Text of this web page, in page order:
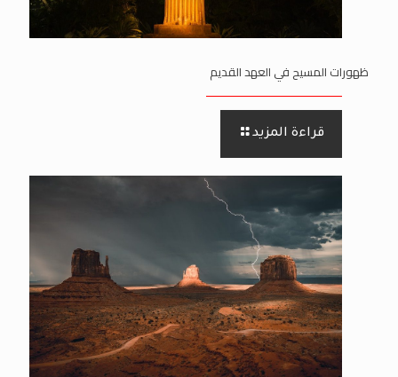
ظهورات المسيح في العهد القديم
قراءة المزيد